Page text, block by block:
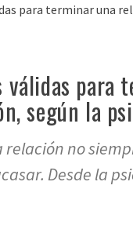
válidas para
según la
relación no
Desde la